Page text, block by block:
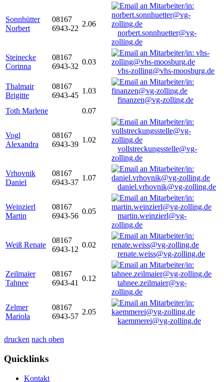
Sonnhütter
Norbert
08167
6943-22
2.06
norbert.sonnhuetter@vg-
zolling.de
Steinecke
Corinna
08167
6943-32
0.03
vhs-zolling@vhs-moosburg.de
Thalmair
Brigitte
08167
6943-45
1.03
finanzen@vg-zolling.de
Toth Marlene
0.07
Vogl
Alexandra
08167
6943-39
1.02
vollstreckungsstelle@vg-
zolling.de
Vrhovnik
Daniel
08167
6943-37
1.07
daniel.vrhovnik@vg-zolling.de
Weinzierl
Martin
08167
6943-56
0.05
martin.weinzierl@vg-
zolling.de
Weiß Renate
08167
6943-12
0.02
renate.weiss@vg-zolling.de
Zeilmaier
Tahnee
08167
6943-41
0.12
tahnee.zeilmaier@vg-
zolling.de
Zelmer
Mariola
08167
6943-57
2.05
kaemmerei@vg-zolling.de
drucken nach oben
Quicklinks
Kontakt